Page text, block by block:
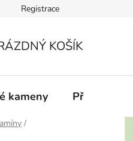
Registrace
KOŠÍK
kameny
/